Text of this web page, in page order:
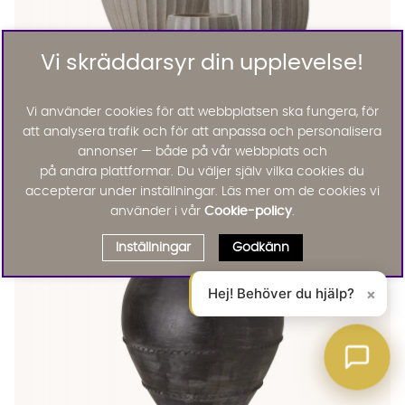
EMILY Kruka 3/S Brunmelerad Finns även i dessa färger:
EMILY Kruka 3/S Brunmelerad
Wikholm Form
EMILY Kruka 3/S Brunmelerad
2595 :-
Lägg till
Vi skräddarsyr din upplevelse!
Vi använder cookies för att webbplatsen ska fungera, för
att analysera trafik och för att anpassa och personalisera
annonser — både på vår webbplats och
på andra plattformar. Du väljer själv vilka cookies du
accepterar under inställningar. Läs mer om de cookies vi
använder i vår Cookie-policy.
Inställningar Godkänn
Hej! Behöver du hjälp? ×